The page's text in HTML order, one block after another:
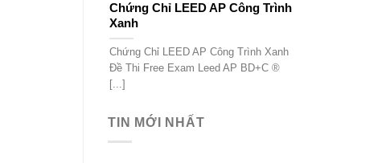
Chứng Chỉ LEED AP Công Trình
Xanh
Chứng Chỉ LEED AP Công Trình Xanh
Đề Thi Free Exam Leed AP BD+C ®
[...]
TIN MỚI NHẤT